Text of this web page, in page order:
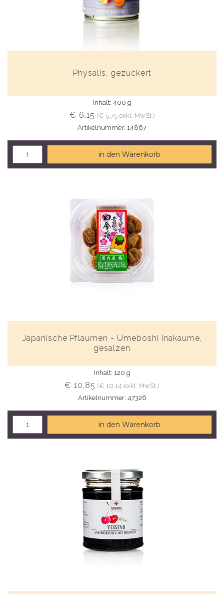
Physalis, gezuckert
Inhalt: 400 g
€ 6,15 (€ 5,75 exkl. MwSt.)
Artikelnummer: 14867
in den Warenkorb
Japanische Pflaumen - Umeboshi Inakaume,
gesalzen
Inhalt: 120 g
€ 10,85 (€ 10,14 exkl. MwSt.)
Artikelnummer: 47326
in den Warenkorb